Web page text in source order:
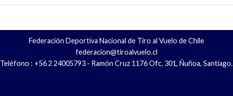
Federación Deportiva Nacional de Tiro al Vuelo de Chile
federacion@tiroalvuelo.cl
Teléfono : +56 2 24005793 - Ramón Cruz 1176 Ofc. 301, Ñuñoa, Santiago.